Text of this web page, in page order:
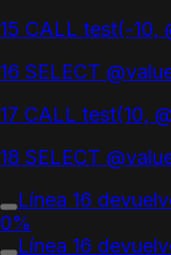
15 CALL test(-10,
16 SELECT
17 CALL test(10,
18 SELECT
Línea 16
0%
Línea 16